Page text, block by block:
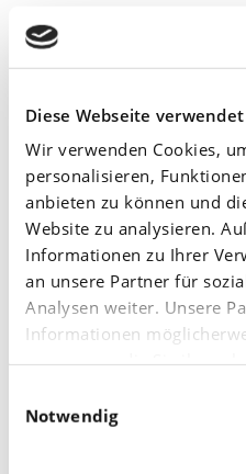
Diese Webseite
Wir verwenden Cookies,
personalisieren,
anbieten zu können und
Website zu analysieren.
Informationen zu Ihrer
an unsere Partner für
Analysen weiter. Unsere
Informationen
zusammen, die Sie ihnen
haben.
Notwendig
Nährstoff ist für hohe
aber Phosphat ist im
verfügbar. In...
Weiterlesen
Stichworte:Kartoffeln,Phosphat,
Meine Qualitäts-
den letzten Tagen noch
bekommen. Ich werde
Fungizidmaßnahme
Juni 20,2011